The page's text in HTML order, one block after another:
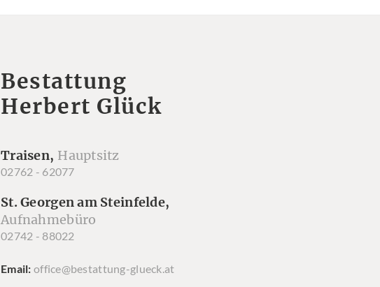
Bestattung
Herbert Glück
Traisen, Hauptsitz
02762 - 62077
St. Georgen am Steinfelde,
Aufnahmebüro
02742 - 88022
Email office@bestattung-glueck.at